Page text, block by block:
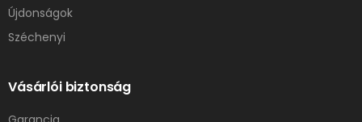
Újdonságok
Széchenyi
Vásárlói biztonság